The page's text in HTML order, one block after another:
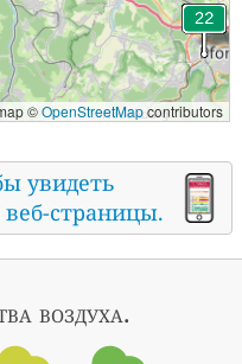
©OpenStreetMapcontributors
увидеть
страницы.
воздуха.